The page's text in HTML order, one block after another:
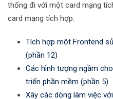
thống đi với một card mạng
card mạng tích hợp.
Tích hợp một Frontend
(phần 12)
Các hình tượng ngầm
triển phần mềm (phần 5)
Xây các dòng làm việc